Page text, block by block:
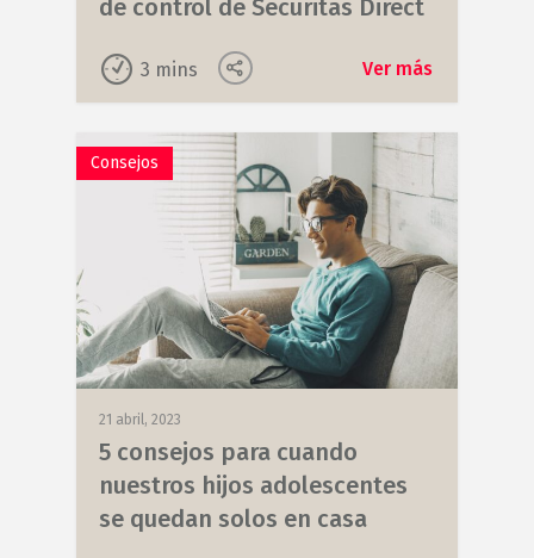
de control de Securitas Direct
3 mins Ver más
Consejos
21 abril, 2023
5 consejos para cuando
nuestros hijos adolescentes
se quedan solos en casa